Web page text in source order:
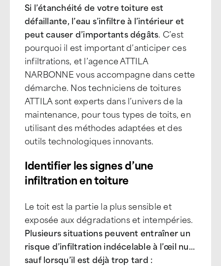
Si l’étanchéité de votre toiture est
défaillante, l’eau s’infiltre à l’intérieur et
peut causer d’importants dégâts. C’est
pourquoi il est important d’anticiper ces
infiltrations, et l’agence ATTILA
NARBONNE vous accompagne dans cette
démarche. Nos techniciens de toitures
ATTILA sont experts dans l’univers de la
maintenance, pour tous types de toits, en
utilisant des méthodes adaptées et des
outils technologiques innovants.
Identifier les signes d’une
infiltration en toiture
Le toit est la partie la plus sensible et
exposée aux dégradations et intempéries.
Plusieurs situations peuvent entraîner un
risque d’infiltration indécelable à l’œil nu…
sauf lorsqu’il est déjà trop tard :